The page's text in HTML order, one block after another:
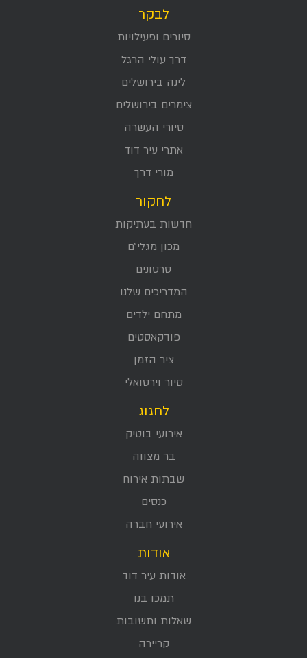
לבקר
סיורים ופעילויות
דרך עולי הרגל
לינה בירושלים
צימרים בירושלים
סיורי העשרה
אתרי עיר דוד
מורי דרך
לחקור
חדשות בעתיקות
מכון מגלי״ם
סרטונים
המדריכים שלנו
מתחם ילדים
פודקאסטים
ציר הזמן
סיור וירטואלי
לחגוג
אירועי בוטיק
בר מצווה
שבתות אירוח
כנסים
אירועי חברה
אודות
אודות עיר דוד
תמכו בנו
שאלות ותשובות
קריירה